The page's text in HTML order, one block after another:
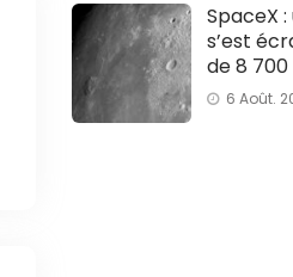
SpaceX
s’est
de 8
6 Août.